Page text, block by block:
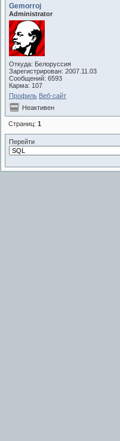
Gemorroj
Administrator
Откуда: Белоруссия
Зарегистрирован: 2007.11.03
Сообщений: 6593
Карма: 107
Профиль Веб-сайт
Неактивен
Страниц: 1
Перейти